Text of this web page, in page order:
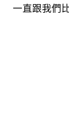
一直跟我們